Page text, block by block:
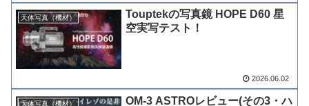
天体写真（機材）
Touptekの写真鏡 HOPE D60 星
空実写テスト！
2026.06.02
天体写真（機材）
OM-3 ASTROレビュー(その3・ハ